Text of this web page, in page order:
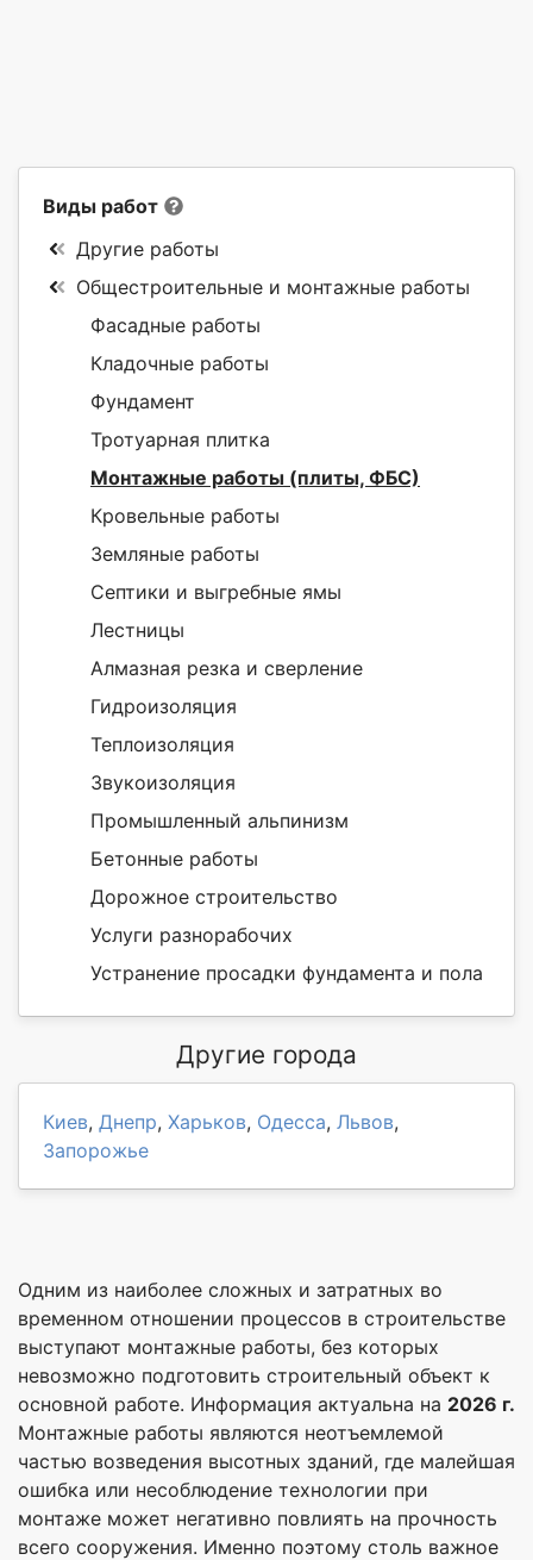
Виды работ
Другие работы
Общестроительные и монтажные работы
Фасадные работы
Кладочные работы
Фундамент
Тротуарная плитка
Монтажные работы (плиты, ФБС)
Кровельные работы
Земляные работы
Септики и выгребные ямы
Лестницы
Алмазная резка и сверление
Гидроизоляция
Теплоизоляция
Звукоизоляция
Промышленный альпинизм
Бетонные работы
Дорожное строительство
Услуги разнорабочих
Устранение просадки фундамента и пола
Другие города
Киев, Днепр, Харьков, Одесса, Львов,
Запорожье
Одним из наиболее сложных и затратных во
временном отношении процессов в строительстве
выступают монтажные работы, без которых
невозможно подготовить строительный объект к
основной работе. Информация актуальна на 2026 г.
Монтажные работы являются неотъемлемой
частью возведения высотных зданий, где малейшая
ошибка или несоблюдение технологии при
монтаже может негативно повлиять на прочность
всего сооружения. Именно поэтому столь важное